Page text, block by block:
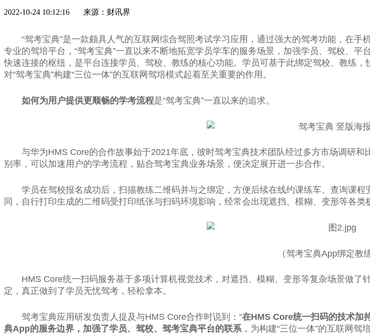
2022-10-24 10:12:16 来源：财讯界
“驾考宝典”是一款颇具人气的互联网综合驾照考试学习应用，通过强大的驾考功能，在
专业的驾培平台，“驾考宝典”一直以来不断地拓宽学员学车的服务场景，加强学员、驾校、
快速连接的枢纽，是平台连接学员、驾校、教练的核心功能。学员可基于此绑定驾校、教练
对“驾考宝典”构建“三位一体”的互联网驾培模式起着至关重要的作用。
如何为用户提供更顺畅的学考流程是“驾考宝典”一直以来的追求。
与华为HMS Core的合作故事始于2021年底，彼时驾考宝典技术团队经过多方市场调研
别率，可以加速用户的学考流程，贴合驾考宝典业务场景，便决定展开进一步合作。
学员在驾校报名成功后，扫描教练二维码并与之绑定，方便后续在线约课练车、查询课
同，自行打印生成的二维码受打印纸张与扫码环境影响，经常会出现遮挡、模糊、变形等各类
（驾考宝典App绑定教
HMS Core统一扫码服务基于多项计算机视觉技术，对遮挡、模糊、变形等复杂场景做
定，真正做到了学员无忧驾考，轻松拿本。
驾考宝典应用研发负责人提及与HMS Core合作时说到：“在HMS Core统一扫码的技术加
典App的服务边界，加强了学员、驾校、驾考宝典平台的联系，为构建“三位一体”的互联网驾